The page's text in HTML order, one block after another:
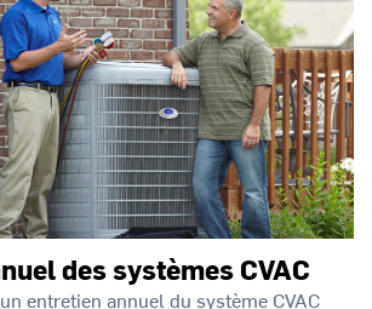
des systèmes CVAC
entretien annuel du système CVAC